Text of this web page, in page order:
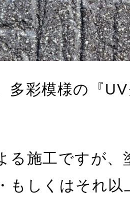
多彩模様の『
る施工ですが、
もしくはそれ以